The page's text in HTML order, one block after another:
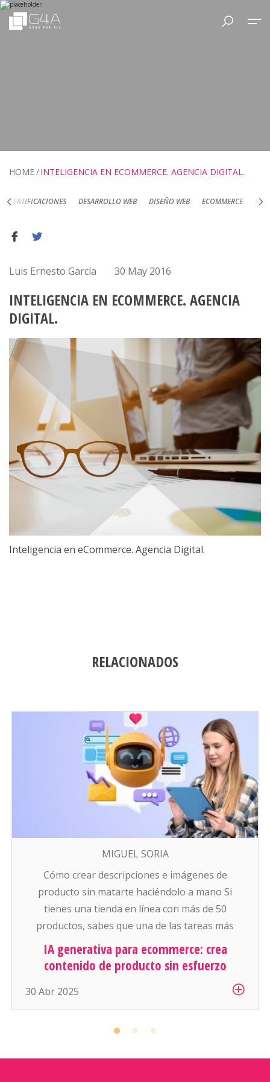
HOME INTELIGENCIA EN ECOMMERCE. AGENCIA DIGITAL.
DESARROLLO WEB DISEÑO WEB ECOMMERCE FOTOGRAFÍA DE
Luis Ernesto García 30 May 2016
INTELIGENCIA EN ECOMMERCE. AGENCIA
DIGITAL.
Inteligencia en eCommerce. Agencia Digital.
RELACIONADOS
MIGUEL SORIA
Cómo crear descripciones e imágenes de
producto sin matarte haciéndolo a mano Si
tienes una tienda en línea con más de 50
productos, sabes que una de las tareas más
pesadas (y aburridas) es: escribir descripciones
atractivas y conseguir buenas fotos para cada
artículo. Y si manejas cientos o miles de
productos… es simplemente inhumano […]
IA generativa para ecommerce: crea
contenido de producto sin esfuerzo
30 Abr 2025